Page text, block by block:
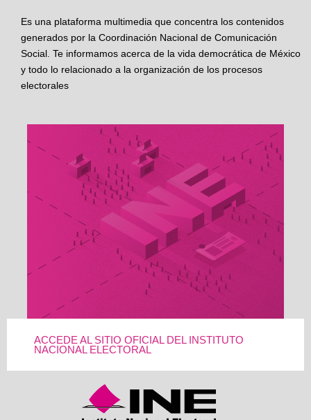
Es una plataforma multimedia que concentra los contenidos
generados por la Coordinación Nacional de Comunicación
Social. Te informamos acerca de la vida democrática de México
y todo lo relacionado a la organización de los procesos
electorales
ACCEDE AL SITIO OFICIAL DEL INSTITUTO
NACIONAL ELECTORAL